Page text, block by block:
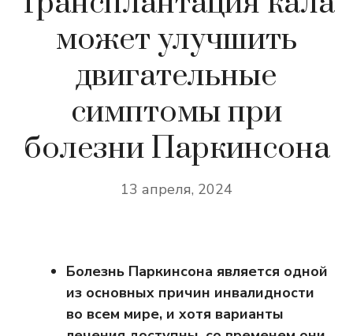
может улучшить
двигательные
симптомы при
болезни Паркинсона
13 апреля, 2024
Болезнь Паркинсона является одной
из основных причин инвалидности
во всем мире, и хотя варианты